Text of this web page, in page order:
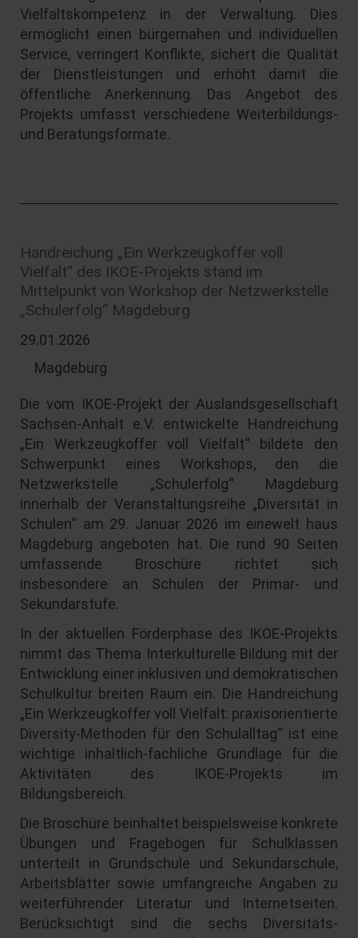
Vielfaltskompetenz in der Verwaltung. Dies
ermöglicht einen bürgernahen und individuellen
Service, verringert Konflikte, sichert die Qualität
der Dienstleistungen und erhöht damit die
öffentliche Anerkennung. Das Angebot des
Projekts umfasst verschiedene Weiterbildungs-
und Beratungsformate.
Handreichung „Ein Werkzeugkoffer voll
Vielfalt“ des IKOE-Projekts stand im
Mittelpunkt von Workshop der Netzwerkstelle
„Schulerfolg“ Magdeburg
29.01.2026
Magdeburg
Die vom IKOE-Projekt der Auslandsgesellschaft
Sachsen-Anhalt e.V. entwickelte Handreichung
„Ein Werkzeugkoffer voll Vielfalt“ bildete den
Schwerpunkt eines Workshops, den die
Netzwerkstelle „Schulerfolg“ Magdeburg
innerhalb der Veranstaltungsreihe „Diversität in
Schulen“ am 29. Januar 2026 im einewelt haus
Magdeburg angeboten hat. Die rund 90 Seiten
umfassende Broschüre richtet sich
insbesondere an Schulen der Primar- und
Sekundarstufe.
In der aktuellen Förderphase des IKOE-Projekts
nimmt das Thema Interkulturelle Bildung mit der
Entwicklung einer inklusiven und demokratischen
Schulkultur breiten Raum ein. Die Handreichung
„Ein Werkzeugkoffer voll Vielfalt: praxisorientierte
Diversity-Methoden für den Schulalltag“ ist eine
wichtige inhaltlich-fachliche Grundlage für die
Aktivitäten des IKOE-Projekts im
Bildungsbereich.
Die Broschüre beinhaltet beispielsweise konkrete
Übungen und Fragebögen für Schulklassen
unterteilt in Grundschule und Sekundarschule,
Arbeitsblätter sowie umfangreiche Angaben zu
weiterführender Literatur und Internetseiten.
Berücksichtigt sind die sechs Diversitäts-